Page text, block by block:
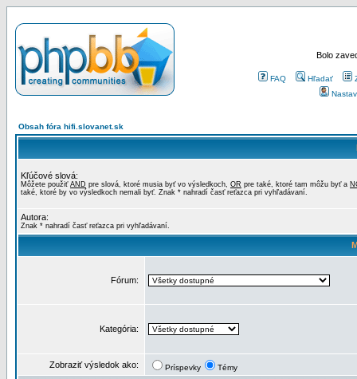
Bolo
FAQ Hľadať
Obsah fóra hifi.slovanet.sk
Kľúčové slová:
Môžete použiť AND pre slová, ktoré musia byť vo výsledkoch, OR pre také, ktoré tam môžu byť a
také, ktoré by vo výsledkoch nemali byť. Znak * nahradí časť reťazca pri vyhľadávaní.
Autora:
Znak * nahradí časť reťazca pri vyhľadávaní.
Fórum:
Kategória:
Zobraziť výsledok ako: Príspevky Témy